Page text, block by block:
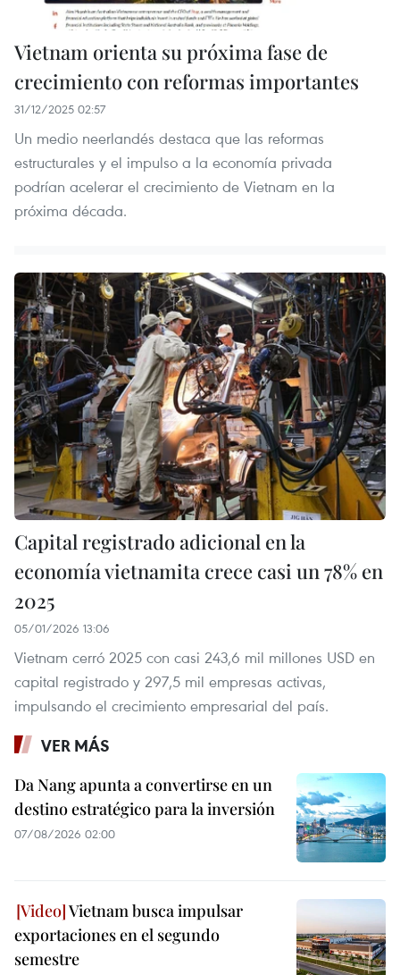
Vietnam orienta su próxima fase de
crecimiento con reformas importantes
31/12/2025 02:57
Un medio neerlandés destaca que las reformas
estructurales y el impulso a la economía privada
podrían acelerar el crecimiento de Vietnam en la
próxima década.
Capital registrado adicional en la
economía vietnamita crece casi un 78% en
2025
05/01/2026 13:06
Vietnam cerró 2025 con casi 243,6 mil millones USD en
capital registrado y 297,5 mil empresas activas,
impulsando el crecimiento empresarial del país.
VER MÁS
Da Nang apunta a convertirse en un
destino estratégico para la inversión
07/08/2026 02:00
Vietnam busca impulsar
exportaciones en el segundo
semestre